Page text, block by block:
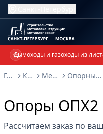
Дымоходы и газоходы из
Previous slide
Главная
Каталог Металлоконструкции Опорные металлоконструкции и изделия
Опоры ОПХ2
Рассчитаем заказ по